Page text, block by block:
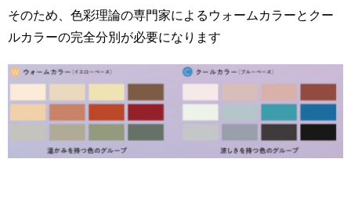
そのため、色彩理論の専門家によるウォームカラーとクー
ルカラーの完全分別が必要になります